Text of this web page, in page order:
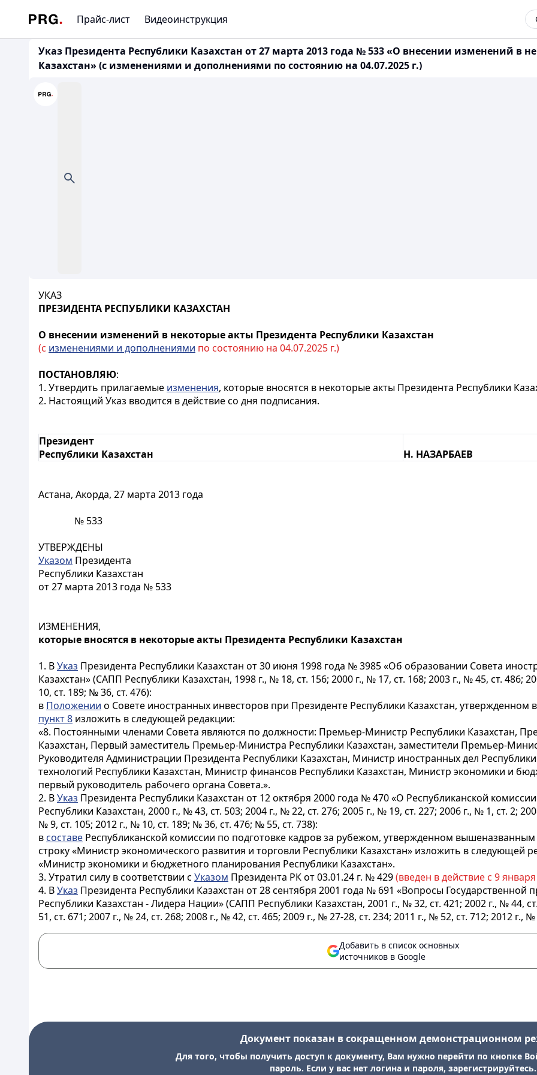
Прайс-лист Видеоинструкция
Указ Президента Республики Казахстан от 27 марта 2013 года № 533 «О внесении изменений в
Казахстан» (с изменениями и дополнениями по состоянию на 04.07.2025 г.)
УКАЗ
ПРЕЗИДЕНТА РЕСПУБЛИКИ КАЗАХСТАН
О внесении изменений в некоторые акты Президента Республики Казахстан
(с изменениями и дополнениями по состоянию на 04.07.2025 г.)
ПОСТАНОВЛЯЮ:
1. Утвердить прилагаемые изменения, которые вносятся в некоторые акты Президента Республики
2. Настоящий Указ вводится в действие со дня подписания.
Президент
Республики Казахстан
Н. НАЗАРБАЕВ
Астана, Акорда, 27 марта 2013 года
№ 533
УТВЕРЖДЕНЫ
Указом Президента
Республики Казахстан
от 27 марта 2013 года № 533
ИЗМЕНЕНИЯ,
которые вносятся в некоторые акты Президента Республики Казахстан
1. ВУказ Президента Республики Казахстан от 30 июня 1998 года № 3985 «Об образовании Совета
Казахстан» (САПП Республики Казахстан, 1998 г., № 18, ст. 156; 2000 г., № 17, ст. 168; 2003 г., № 45, ст. 486;
10, ст. 189; № 36, ст. 476):
в Положении о Совете иностранных инвесторов при Президенте Республики Казахстан,
пункт 8 изложить в следующей редакции:
«8. Постоянными членами Совета являются по должности: Премьер-Министр Республики Казахстан,
Казахстан, Первый заместитель Премьер-Министра Республики Казахстан, заместители Премьер-
Руководителя Администрации Президента Республики Казахстан, Министр иностранных дел
технологий Республики Казахстан, Министр финансов Республики Казахстан, Министр экономики и
первый руководитель рабочего органа Совета.».
2. ВУказ Президента Республики Казахстан от 12 октября 2000 года № 470 «О Республиканской
Республики Казахстан, 2000 г., № 43, ст. 503; 2004 г., № 22, ст. 276; 2005 г., № 19, ст. 227; 2006 г., № 1, ст. 2;
№ 9, ст. 105; 2012 г., № 10, ст. 189; № 36, ст. 476; № 55, ст. 738):
в составе Республиканской комиссии по подготовке кадров за рубежом, утвержденном
строку «Министр экономического развития и торговли Республики Казахстан» изложить в следующей
«Министр экономики и бюджетного планирования Республики Казахстан».
3. Утратил силу в соответствии с Указом Президента РК от 03.01.24 г. № 429(введен в действие с 9 января
4. ВУказ Президента Республики Казахстан от 28 сентября 2001 года № 691 «Вопросы
Республики Казахстан - Лидера Нации» (САПП Республики Казахстан, 2001 г., № 32, ст. 421; 2002 г., № 44,
51, ст. 671; 2007 г., № 24, ст. 268; 2008 г., № 42, ст. 465; 2009 г., № 27-28, ст. 234; 2011 г., № 52, ст. 712; 2012 г., №
Добавить в список основных
источников в Google
Документ показан в сокращенном демонстрационном
Для того, чтобы получить доступ к документу, Вам нужно перейти по кнопке
пароль. Если у вас нет логина и пароля, зарегистрируйтесь.